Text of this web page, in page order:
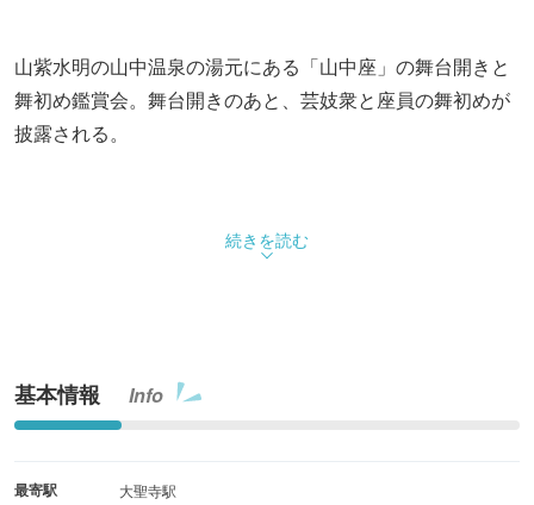
山紫水明の山中温泉の湯元にある「山中座」の舞台開きと
舞初め鑑賞会。舞台開きのあと、芸妓衆と座員の舞初めが
披露される。
続きを読む
基本情報 Info
最寄駅 大聖寺駅